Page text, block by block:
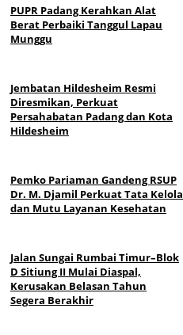
PUPR Padang Kerahkan Alat
Berat Perbaiki Tanggul Lapau
Munggu
Jembatan Hildesheim Resmi
Diresmikan, Perkuat
Persahabatan Padang dan Kota
Hildesheim
Pemko Pariaman Gandeng RSUP
Dr. M. Djamil Perkuat Tata Kelola
dan Mutu Layanan Kesehatan
Jalan Sungai Rumbai Timur–Blok
D Sitiung II Mulai Diaspal,
Kerusakan Belasan Tahun
Segera Berakhir